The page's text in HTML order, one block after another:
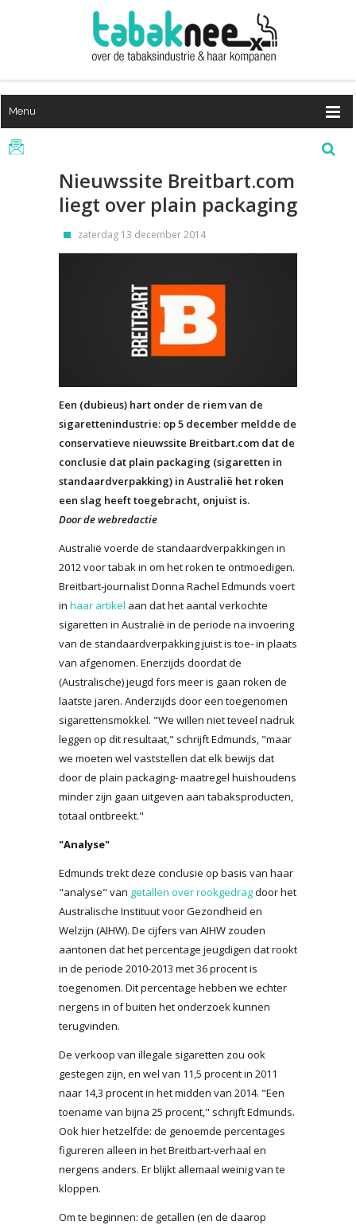
Menu
Nieuwssite Breitbart.com
liegt over plain packaging
zaterdag 13 december 2014
Een (dubieus) hart onder de riem van de
sigarettenindustrie: op 5 december meldde de
conservatieve nieuwssite Breitbart.com dat de
conclusie dat plain packaging (sigaretten in
standaardverpakking) in Australië het roken
een slag heeft toegebracht, onjuist is.
Door de webredactie
Australië voerde de standaardverpakkingen in
2012 voor tabak in om het roken te ontmoedigen.
Breitbart-journalist Donna Rachel Edmunds voert
in haar artikel aan dat het aantal verkochte
sigaretten in Australië in de periode na invoering
van de standaardverpakking juist is toe- in plaats
van afgenomen. Enerzijds doordat de
(Australische) jeugd fors meer is gaan roken de
laatste jaren. Anderzijds door een toegenomen
sigarettensmokkel. "We willen niet teveel nadruk
leggen op dit resultaat," schrijft Edmunds, "maar
we moeten wel vaststellen dat elk bewijs dat
door de plain packaging- maatregel huishoudens
minder zijn gaan uitgeven aan tabaksproducten,
totaal ontbreekt."
"Analyse"
Edmunds trekt deze conclusie op basis van haar
"analyse" van getallen over rookgedragdoor het
Australische Instituut voor Gezondheid en
Welzijn (AIHW). De cijfers van AIHW zouden
aantonen dat het percentage jeugdigen dat rookt
in de periode 2010-2013 met 36 procent is
toegenomen. Dit percentage hebben we echter
nergens in of buiten het onderzoek kunnen
terugvinden.
De verkoop van illegale sigaretten zou ook
gestegen zijn, en wel van 11,5 procent in 2011
naar 14,3 procent in het midden van 2014. "Een
toename van bijna 25 procent," schrijft Edmunds.
Ook hier hetzelfde: de genoemde percentages
figureren alleen in het Breitbart-verhaal en
nergens anders. Er blijkt allemaal weinig van te
kloppen.
Om te beginnen: de getallen (en de daarop